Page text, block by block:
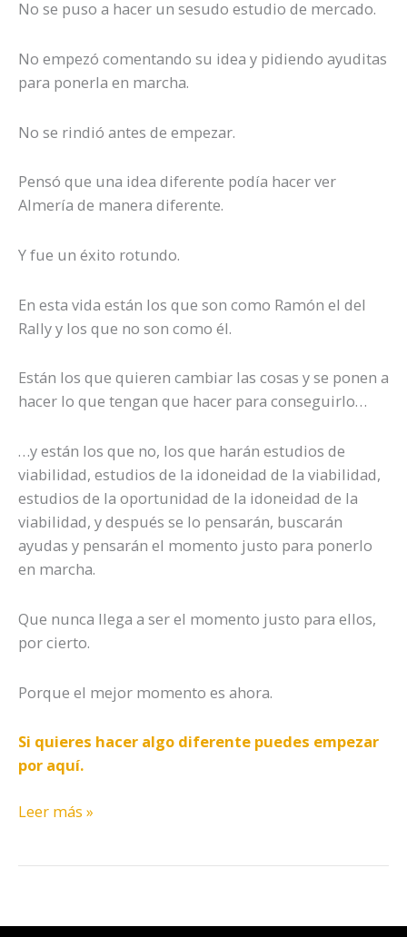
No se puso a hacer un sesudo estudio de mercado.
No empezó comentando su idea y pidiendo ayuditas
para ponerla en marcha.
No se rindió antes de empezar.
Pensó que una idea diferente podía hacer ver
Almería de manera diferente.
Y fue un éxito rotundo.
En esta vida están los que son como Ramón el del
Rally y los que no son como él.
Están los que quieren cambiar las cosas y se ponen a
hacer lo que tengan que hacer para conseguirlo…
…y están los que no, los que harán estudios de
viabilidad, estudios de la idoneidad de la viabilidad,
estudios de la oportunidad de la idoneidad de la
viabilidad, y después se lo pensarán, buscarán
ayudas y pensarán el momento justo para ponerlo
en marcha.
Que nunca llega a ser el momento justo para ellos,
por cierto.
Porque el mejor momento es ahora.
Si quieres hacer algo diferente puedes empezar
por aquí.
Leer más »